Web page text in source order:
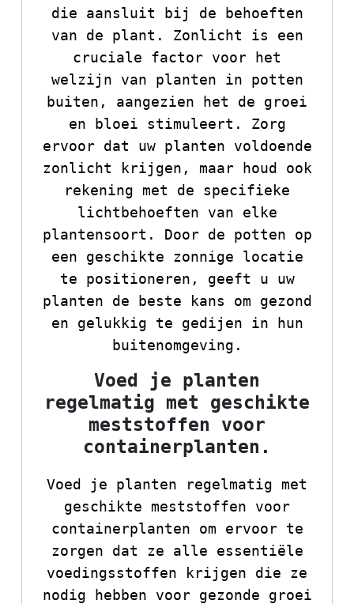
die aansluit bij de behoeften
van de plant. Zonlicht is een
cruciale factor voor het
welzijn van planten in potten
buiten, aangezien het de groei
en bloei stimuleert. Zorg
ervoor dat uw planten voldoende
zonlicht krijgen, maar houd ook
rekening met de specifieke
lichtbehoeften van elke
plantensoort. Door de potten op
een geschikte zonnige locatie
te positioneren, geeft u uw
planten de beste kans om gezond
en gelukkig te gedijen in hun
buitenomgeving.
Voed je planten
regelmatig met geschikte
meststoffen voor
containerplanten.
Voed je planten regelmatig met
geschikte meststoffen voor
containerplanten om ervoor te
zorgen dat ze alle essentiële
voedingsstoffen krijgen die ze
nodig hebben voor gezonde groei